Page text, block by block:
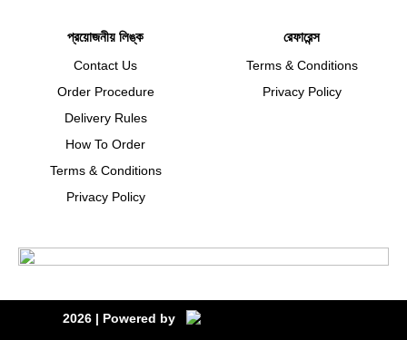
প্রয়োজনীয় লিঙ্ক
Contact Us
Order Procedure
Delivery Rules
How To Order
Terms & Conditions
Privacy Policy
রেফারেন্স
Terms & Conditions
Privacy Policy
2026 | Powered by